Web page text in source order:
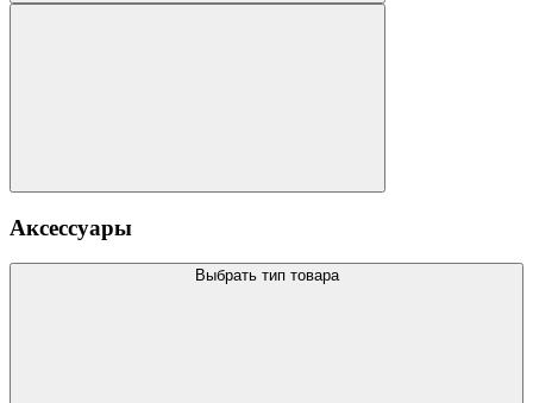
Аксессуары
Выбрать тип товара